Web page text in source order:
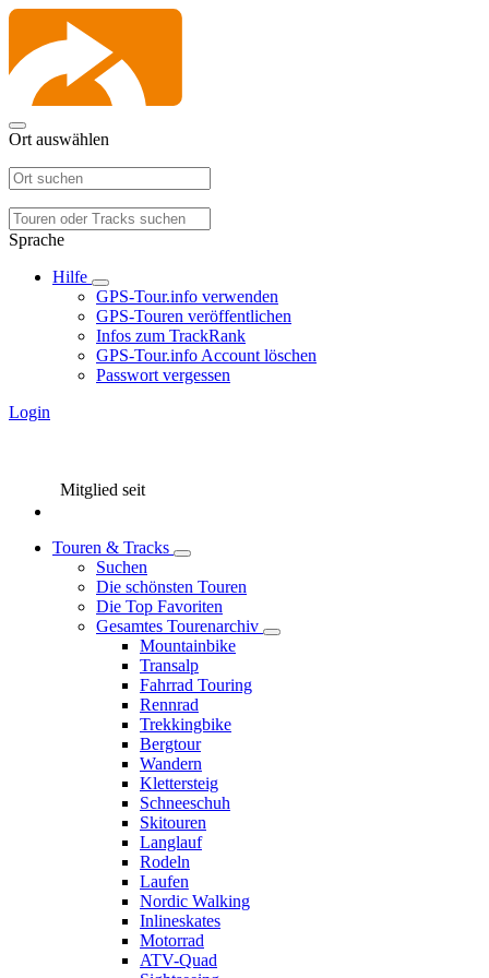
Ort auswählen
Sprache
Hilfe
GPS-Tour.info verwenden
GPS-Touren veröffentlichen
Infos zum TrackRank
GPS-Tour.info Account löschen
Passwort vergessen
Login
Mitglied seit
Touren & Tracks
Suchen
Die schönsten Touren
Die Top Favoriten
Gesamtes Tourenarchiv
Mountainbike
Transalp
Fahrrad Touring
Rennrad
Trekkingbike
Bergtour
Wandern
Klettersteig
Schneeschuh
Skitouren
Langlauf
Rodeln
Laufen
Nordic Walking
Inlineskates
Motorrad
ATV-Quad